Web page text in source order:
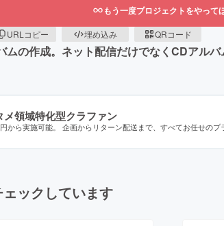
もう一度プロジェクトをやって
URLコピー 埋め込み QRコード
の作成。ネット配信だけでなくCDアル
メ領域特化型クラファン
から実施可能。 企画からリターン配送まで、すべてお任せのプ
ックしています